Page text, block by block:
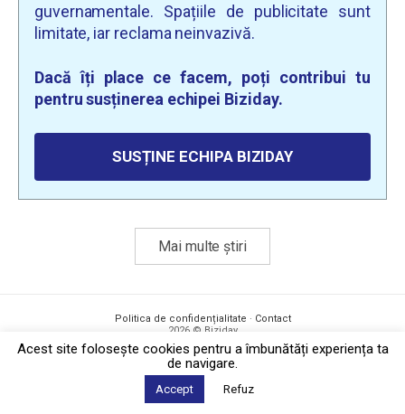
guvernamentale. Spațiile de publicitate sunt
limitate, iar reclama neinvazivă.
Dacă îți place ce facem, poți contribui tu
pentru susținerea echipei Biziday.
SUSȚINE ECHIPA BIZIDAY
Mai multe știri
Politica de confidențialitate · Contact
2026 © Biziday
Acest site foloseşte cookies pentru a îmbunătăți experiența ta
de navigare.
Accept Refuz